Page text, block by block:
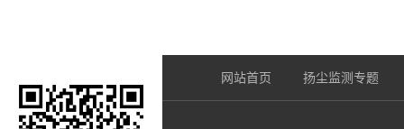
网站首页 扬尘监测专题